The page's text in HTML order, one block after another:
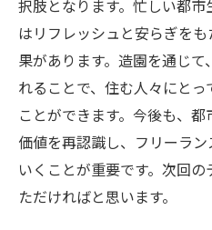
択肢となります。忙しい都
はリフレッシュと安らぎを
果があります。造園を通じ
れることで、住む人々にと
ことができます。今後も、
価値を再認識し、フリーラ
いくことが重要です。次回
ただければと思います。